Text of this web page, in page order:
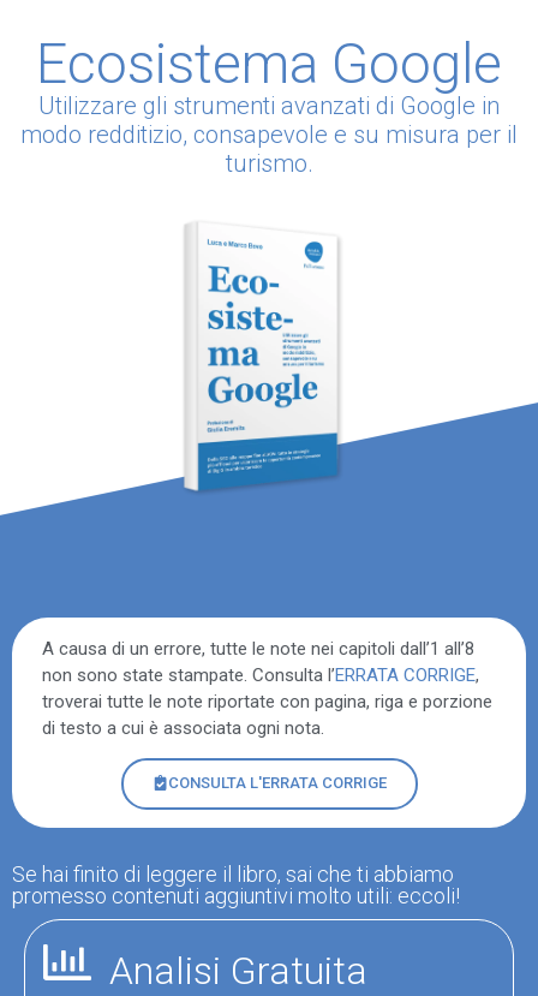
Ecosistema Google
Utilizzare gli strumenti avanzati di Google in
modo redditizio, consapevole e su misura per il
turismo.
A causa di un errore, tutte le note nei capitoli dall’1 all’8
non sono state stampate. Consulta l’ERRATA CORRIGE,
troverai tutte le note riportate con pagina, riga e porzione
di testo a cui è associata ogni nota.
CONSULTA L'ERRATA CORRIGE
Se hai finito di leggere il libro, sai che ti abbiamo
promesso contenuti aggiuntivi molto utili: eccoli!
Analisi Gratuita